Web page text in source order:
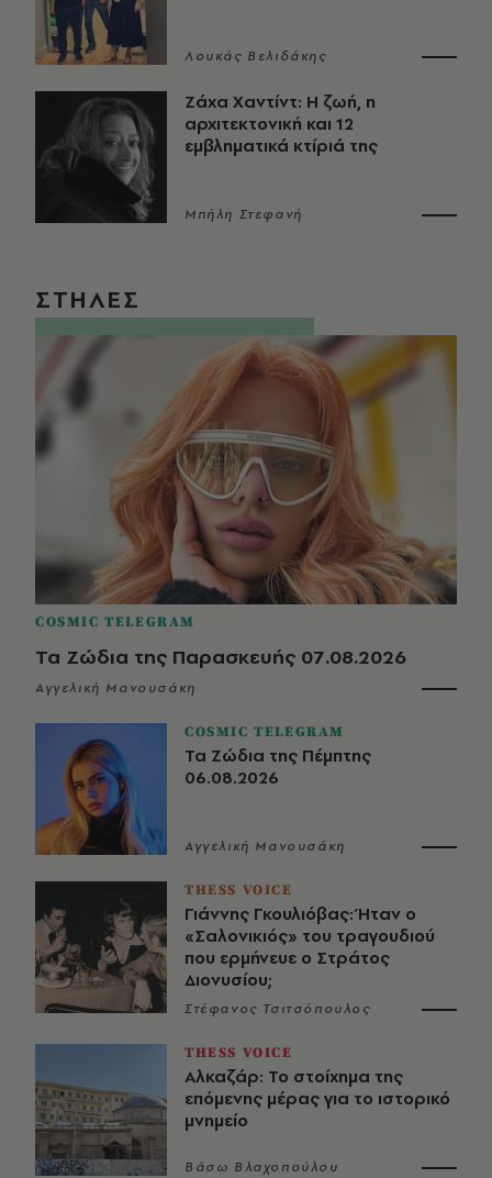
Λουκάς Βελιδάκης
Ζάχα Χαντίντ: Η ζωή, η
αρχιτεκτονική και 12
εμβληματικά κτίριά της
Μπήλη Στεφανή
ΣΤΗΛΕΣ
COSMIC TELEGRAM
Τα Ζώδια της Παρασκευής 07.08.2026
Αγγελική Μανουσάκη
COSMIC TELEGRAM
Τα Ζώδια της Πέμπτης
06.08.2026
Αγγελική Μανουσάκη
THESS VOICE
Γιάννης Γκουλιόβας: Ήταν ο
«Σαλονικιός» του τραγουδιού
που ερμήνευε ο Στράτος
Διονυσίου;
Στέφανος Τσιτσόπουλος
THESS VOICE
Αλκαζάρ: Το στοίχημα της
επόμενης μέρας για το ιστορικό
μνημείο
Βάσω Βλαχοπούλου